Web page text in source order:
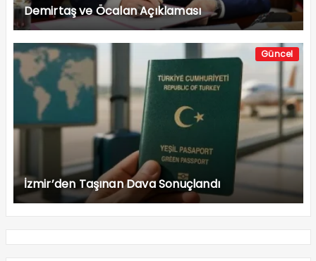
Demirtaş ve Öcalan Açıklaması
Güncel
İzmir’den Taşınan Dava Sonuçlandı